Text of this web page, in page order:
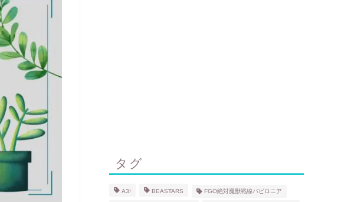
タグ
A3! BEASTARS FGO絶対魔獣戦線バビロニア